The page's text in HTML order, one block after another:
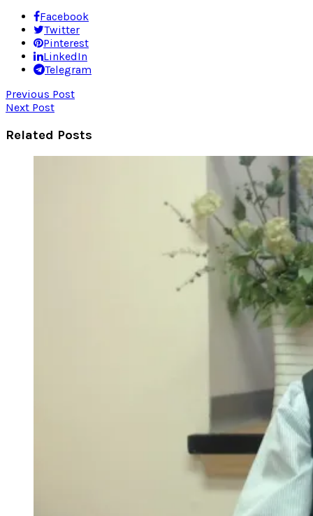
Facebook
Twitter
Pinterest
LinkedIn
Telegram
Previous Post
Next Post
Related Posts